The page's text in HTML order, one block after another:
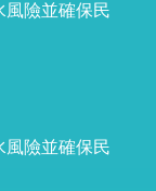
風險並確保民
風險並確保民